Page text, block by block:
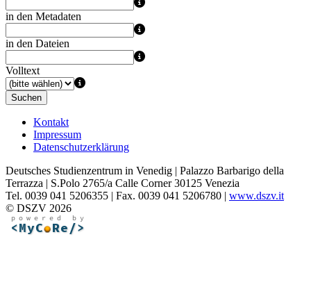
in den Metadaten
in den Dateien
Volltext
Suchen
Kontakt
Impressum
Datenschutzerklärung
Deutsches Studienzentrum in Venedig | Palazzo Barbarigo della
Terrazza | S.Polo 2765/a Calle Corner 30125 Venezia
Tel. 0039 041 5206355 | Fax. 0039 041 5206780 | www.dszv.it
© DSZV 2026